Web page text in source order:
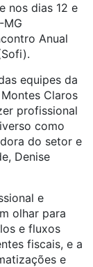
nos dias 12 e
MG
Anual
equipes da
Claros
profissional
como
do setor e
Denise
e
olhar para
e fluxos
fiscais, e a
e